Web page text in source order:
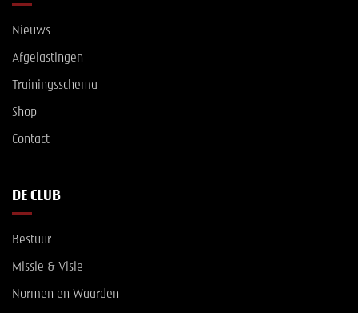
Nieuws
Afgelastingen
Trainingsschema
Shop
Contact
DE CLUB
Bestuur
Missie & Visie
Normen en Waarden